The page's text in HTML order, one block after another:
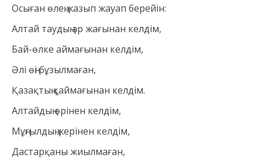
Осыған өлең жазып жауап берейін:
Алтай таудың ар жағынан келдім,
Бай-өлке аймағынан келдім,
Әлі өңі бұзылмаған,
Қазақтың қаймағынан келдім.
Алтайдың өрінен келдім,
Мұңғылдың жерінен келдім,
Дастарқаны жиылмаған,